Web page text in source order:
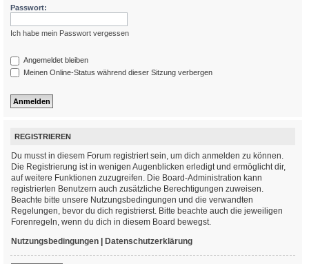
Passwort:
Ich habe mein Passwort vergessen
Angemeldet bleiben
Meinen Online-Status während dieser Sitzung verbergen
REGISTRIEREN
Du musst in diesem Forum registriert sein, um dich anmelden zu können.
Die Registrierung ist in wenigen Augenblicken erledigt und ermöglicht dir,
auf weitere Funktionen zuzugreifen. Die Board-Administration kann
registrierten Benutzern auch zusätzliche Berechtigungen zuweisen.
Beachte bitte unsere Nutzungsbedingungen und die verwandten
Regelungen, bevor du dich registrierst. Bitte beachte auch die jeweiligen
Forenregeln, wenn du dich in diesem Board bewegst.
Nutzungsbedingungen | Datenschutzerklärung